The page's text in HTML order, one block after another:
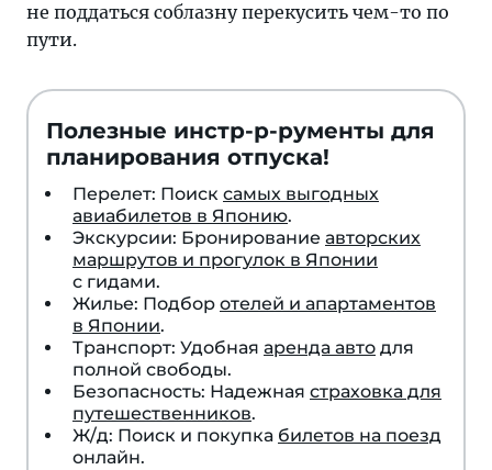
не поддаться соблазну перекусить чем-то по
пути.
Полезные инстр-р-рументы для
планирования отпуска!
Перелет: Поиск самых выгодных
авиабилетов в Японию.
Экскурсии: Бронирование авторских
маршрутов и прогулок в Японии
с гидами.
Жилье: Подбор отелей и апартаментов
в Японии.
Транспорт: Удобная аренда авто для
полной свободы.
Безопасность: Надежная страховка для
путешественников.
Ж/д: Поиск и покупка билетов на поезд
онлайн.